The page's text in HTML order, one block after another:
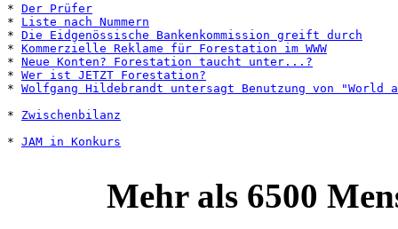
* Der Prüfer
* Liste nach Nummern
* Die Eidgenössische Bankenkommission greift durch
* Kommerzielle Reklame für Forestation im WWW
* Neue Konten? Forestation taucht unter...?
* Wer ist JETZT Forestation?
* Wolfgang Hildebrandt untersagt Benutzung von "World
* Zwischenbilanz
* JAM in Konkurs
Mehr als 6500